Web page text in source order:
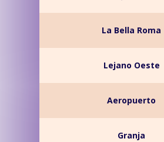
La Bella Roma
Lejano Oeste
Aeropuerto
Granja